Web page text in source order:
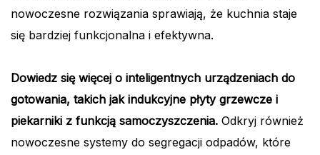
nowoczesne rozwiązania sprawiają, że kuchnia staje
się bardziej funkcjonalna i efektywna.
Dowiedz się więcej o inteligentnych urządzeniach do
gotowania, takich jak indukcyjne płyty grzewcze i
piekarniki z funkcją samoczyszczenia. Odkryj również
nowoczesne systemy do segregacji odpadów, które